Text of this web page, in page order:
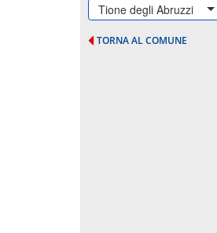
Tione degli Abruzzi
TORNA AL COMUNE